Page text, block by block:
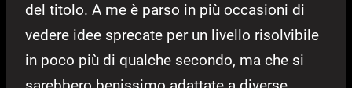
del titolo. A me è parso in più occasioni di
vedere idee sprecate per un livello risolvibile
in poco più di qualche secondo, ma che si